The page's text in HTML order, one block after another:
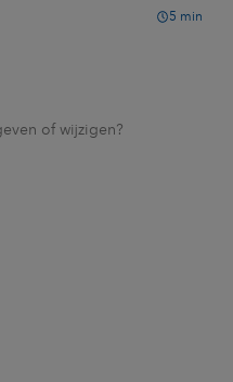
5 min
of wijzigen?